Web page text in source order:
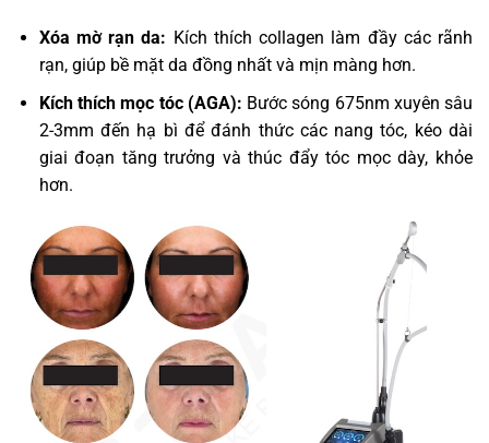
Xóa mờ rạn da: Kích thích collagen làm đầy các rãnh
rạn, giúp bề mặt da đồng nhất và mịn màng hơn.
Kích thích mọc tóc (AGA): Bước sóng 675nm xuyên sâu
2-3mm đến hạ bì để đánh thức các nang tóc, kéo dài
giai đoạn tăng trưởng và thúc đẩy tóc mọc dày, khỏe
hơn.